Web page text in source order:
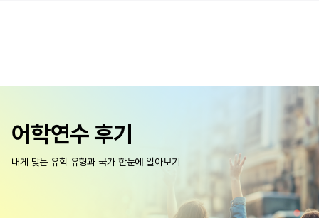
어학연수 후기
내게 맞는 유학 유형과 국가 한눈에 알아보기